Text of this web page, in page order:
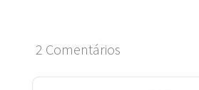
2 Comentários